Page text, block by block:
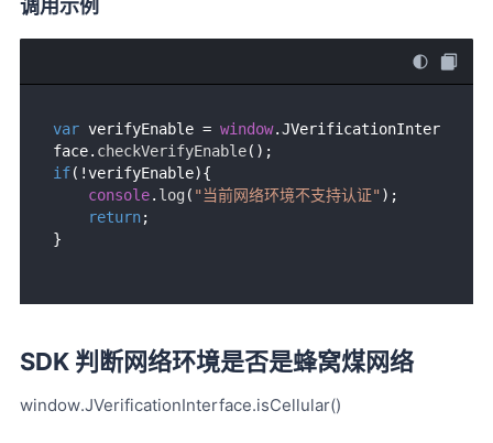
调用示例
var verifyEnable = window.JVerificationInter
face. checkVerifyEnable
if(!verifyEnable){
console. log ( "当前网络环境不支持认证" );
return;
SDK 判断网络环境是否是蜂窝煤网络
window.JVerificationInterface.isCellular()